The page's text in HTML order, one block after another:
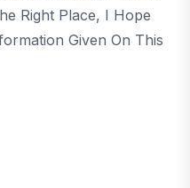
Right Place, I Hope
Given On This